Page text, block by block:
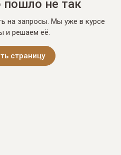
пошло не так
на запросы. Мы уже в курсе
и решаем её.
страницу